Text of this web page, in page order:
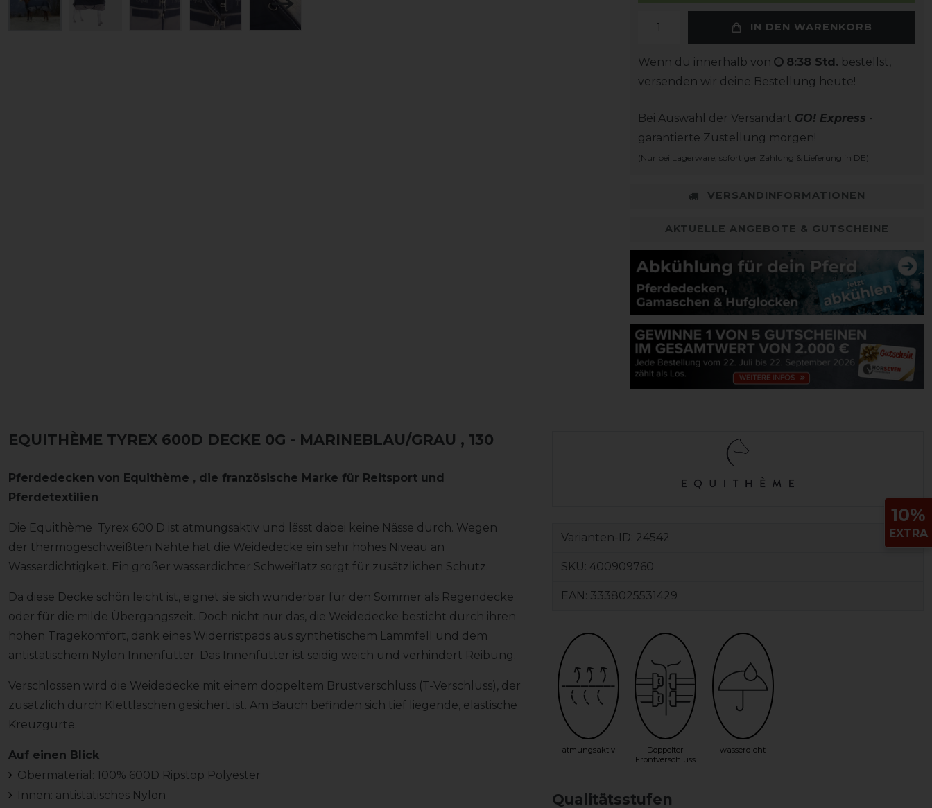
IN DEN WARENKORB
Wenn du innerhalb von 8:38 Std. bestellst,
versenden wir deine Bestellung heute!
Bei Auswahl der Versandart GO! Express -
garantierte Zustellung morgen!
(Nur bei Lagerware, sofortiger Zahlung & Lieferung in DE)
VERSANDINFORMATIONEN
AKTUELLE ANGEBOTE & GUTSCHEINE
EQUITHÈME TYREX 600D DECKE 0G - MARINEBLAU/GRAU , 130
Pferdedecken von Equithème , die französische Marke für Reitsport und
Pferdetextilien
Die Equithème Tyrex 600 D ist atmungsaktiv und lässt dabei keine Nässe durch. Wegen
der thermogeschweißten Nähte hat die Weidedecke ein sehr hohes Niveau an
Wasserdichtigkeit. Ein großer wasserdichter Schweiflatz sorgt für zusätzlichen Schutz.
Da diese Decke schön leicht ist, eignet sie sich wunderbar für den Sommer als Regendecke
oder für die milde Übergangszeit. Doch nicht nur das, die Weidedecke besticht durch ihren
hohen Tragekomfort, dank eines Widerristpads aus synthetischem Lammfell und dem
antistatischem Nylon Innenfutter. Das Innenfutter ist seidig weich und verhindert Reibung.
Verschlossen wird die Weidedecke mit einem doppeltem Brustverschluss (T-Verschluss), der
zusätzlich durch Klettlaschen gesichert ist. Am Bauch befinden sich tief liegende, elastische
Kreuzgurte.
Auf einen Blick
Obermaterial: 100% 600D Ripstop Polyester
Innen: antistatisches Nylon
Varianten-ID: 24542
SKU: 400909760
EAN: 3338025531429
atmungsaktiv
Doppelter
Frontverschluss
wasserdicht
Qualitätsstufen
10%
EXTRA